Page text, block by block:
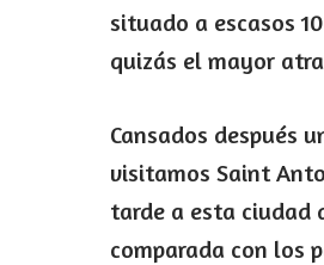
situado a escasos
quizás el mayor
Cansados después
visitamos Saint
tarde a esta ciudad
comparada con los